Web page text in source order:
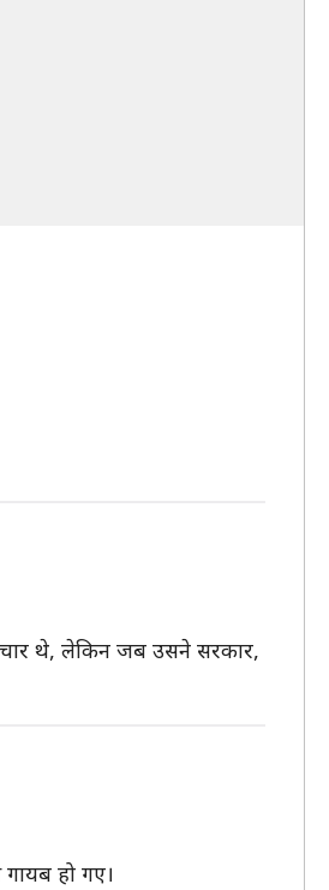
थे, लेकिन जब उसने सरकार,
हो गए।